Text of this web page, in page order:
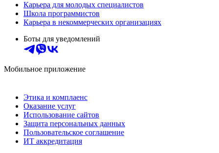
Карьера для молодых специалистов
Школа программистов
Карьера в некоммерческих организациях
Боты для уведомлений
Мобильное приложение
Этика и комплаенс
Оказание услуг
Использование сайтов
Защита персональных данных
Пользовательское соглашение
ИТ аккредитация